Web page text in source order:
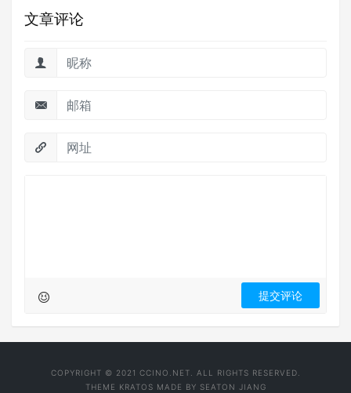
文章评论
COPYRIGHT © 2021 CCINO.NET. ALL RIGHTS RESERVED.
THEME KRATOS MADE BY SEATON JIANG